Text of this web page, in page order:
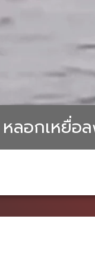
ลอกเหยื่อ